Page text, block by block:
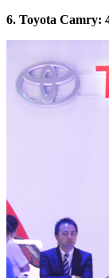
6. Toyota Camry: